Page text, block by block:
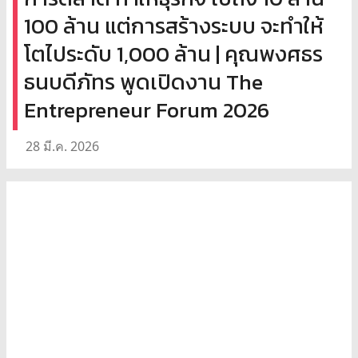
100 ล้าน แต่การสร้างระบบ จะทำให้
โตไประดับ 1,000 ล้าน | คุณพงศธร
ธนบดีภัทร พูดเปิดงาน The
Entrepreneur Forum 2026
28 มี.ค. 2026